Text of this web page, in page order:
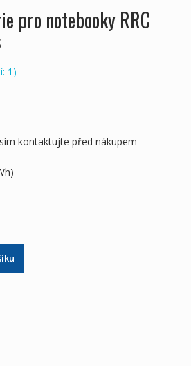
pro notebooky RRC
1 )
kontaktujte před nákupem